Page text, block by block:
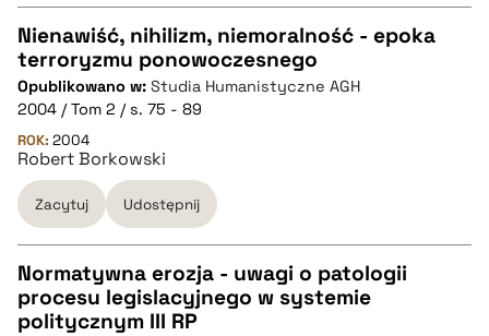
CZYSTY TEKST
pobierz cytat
BIBTEX
pobierz cytat
Nienawiść, nihilizm, niemoralność - epoka
terroryzmu ponowoczesnego
Opublikowano w: Studia Humanistyczne AGH
2004 / Tom 2 / s. 75 - 89
ROK: 2004
Robert Borkowski
Zacytuj Udostępnij
CZYSTY TEKST
Normatywna erozja - uwagi o patologii
procesu legislacyjnego w systemie
politycznym III RP